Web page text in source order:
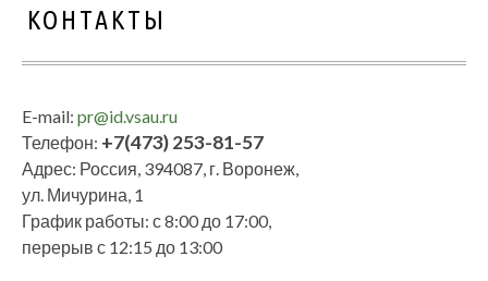
КОНТАКТЫ
E-mail: pr@id.vsau.ru
Телефон: +7(473) 253-81-57
Адрес: Россия, 394087, г. Воронеж,
ул. Мичурина, 1
График работы: с 8:00 до 17:00,
перерыв с 12:15 до 13:00